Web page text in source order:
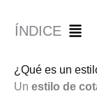
ÍNDICE
¿Qué es un
Un estilo de